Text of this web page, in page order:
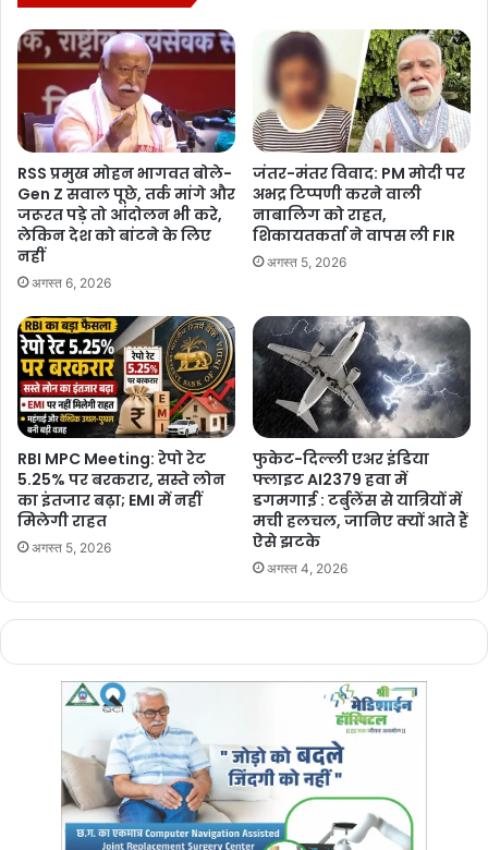
RSS प्रमुख मोहन भागवत बोले-
Gen Z सवाल पूछे, तर्क मांगे और
जरूरत पड़े तो आंदोलन भी करे,
लेकिन देश को बांटने के लिए
नहीं
अगस्त 6, 2026
जंतर-मंतर विवाद: PM मोदी पर
अभद्र टिप्पणी करने वाली
नाबालिग को राहत,
शिकायतकर्ता ने वापस ली FIR
अगस्त 5, 2026
RBI MPC Meeting: रेपो रेट
5.25% पर बरकरार, सस्ते लोन
का इंतजार बढ़ा; EMI में नहीं
मिलेगी राहत
अगस्त 5, 2026
फुकेट-दिल्ली एअर इंडिया
फ्लाइट AI2379 हवा में
डगमगाई : टर्बुलेंस से यात्रियों में
मची हलचल, जानिए क्यों आते हैं
ऐसे झटके
अगस्त 4, 2026